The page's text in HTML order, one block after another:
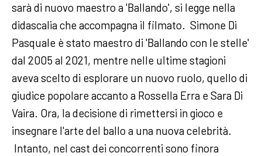
sarà di nuovo maestro a 'Ballando', si legge nella
didascalia che accompagna il filmato. Simone Di
Pasquale è stato maestro di 'Ballando con le stelle'
dal 2005 al 2021, mentre nelle ultime stagioni
aveva scelto di esplorare un nuovo ruolo, quello di
giudice popolare accanto a Rossella Erra e Sara Di
Vaira. Ora, la decisione di rimettersi in gioco e
insegnare l'arte del ballo a una nuova celebrità.
Intanto, nel cast dei concorrenti sono finora